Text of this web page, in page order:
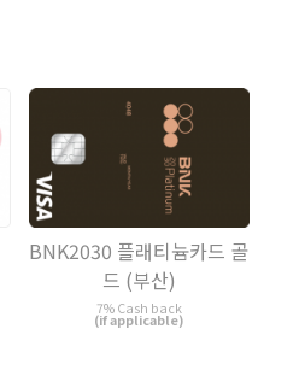
BNK2030 플래티늄카드 골
드 (부산)
7% Cash back
(if applicable)